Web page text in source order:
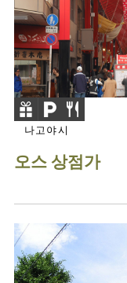
나고야시
오스 상점가